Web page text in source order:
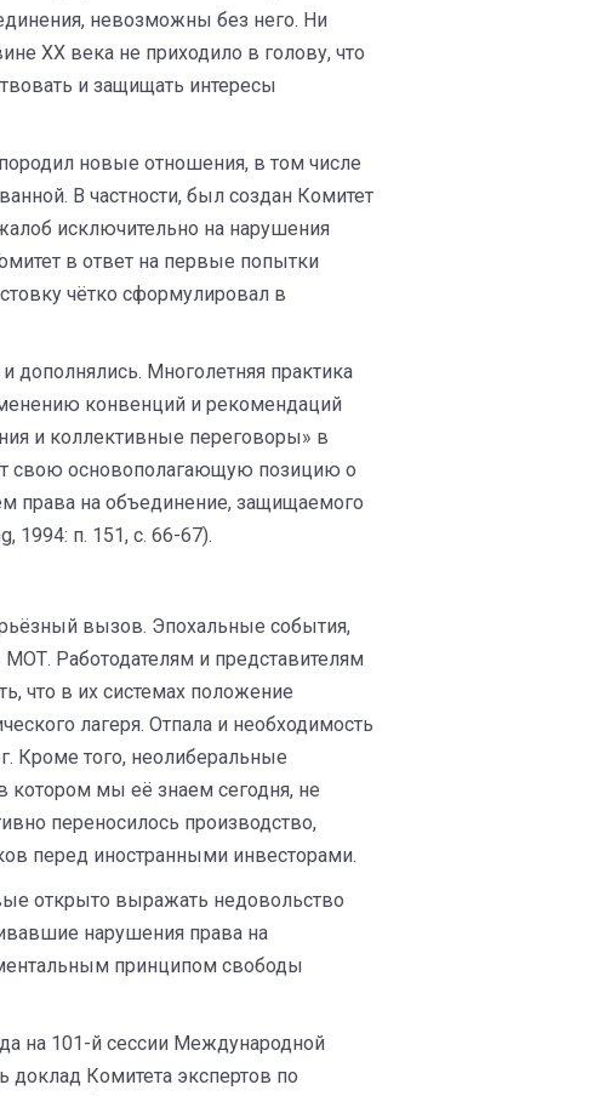
невозможны без него. Ни
XX века не приходило в голову, что
и защищать интересы
новые отношения, в том числе
В частности, был создан Комитет
исключительно на нарушения
в ответ на первые попытки
чётко сформулировал в
дополнялись. Многолетняя практика
конвенций и рекомендаций
и коллективные переговоры» в
свою основополагающую позицию о
права на объединение, защищаемого
1994: п. 151, с. 66-67).
вызов. Эпохальные события,
Работодателям и представителям
что в их системах положение
лагеря. Отпала и необходимость
Кроме того, неолиберальные
мы её знаем сегодня, не
переносилось производство,
перед иностранными инвесторами.
открыто выражать недовольство
нарушения права на
принципом свободы
на 101-й сессии Международной
доклад Комитета экспертов по